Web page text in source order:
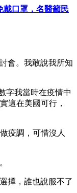
戴口罩，名醫籲民
會。我敢說我所知
字我當時在疫情中
這在美國可行，
疫調，可惜沒人
擇，誰也說服不了